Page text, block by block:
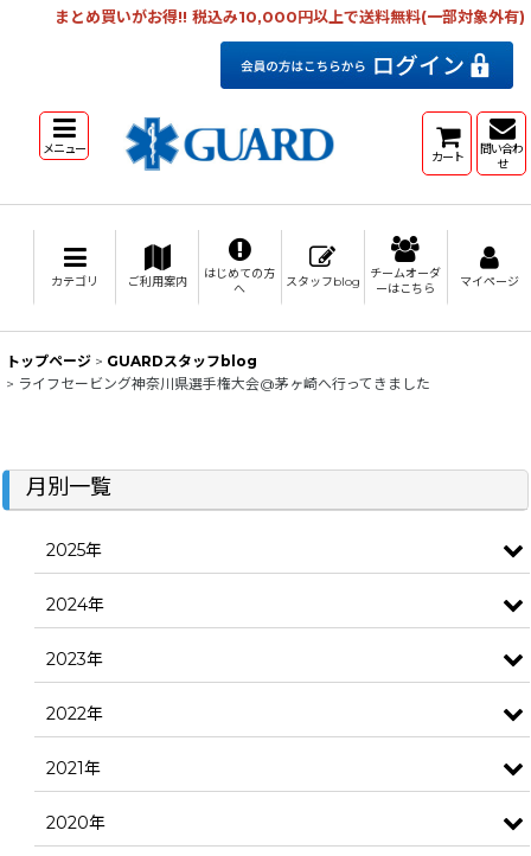
まとめ買いがお得!! 税込み10,000円以上で送料無料(一部対象外有)
メニュー カート
問い合わ
せ
カテゴリ ご利用案内
はじめての方
へ
スタッフblog
チームオーダ
ーはこちら
マイページ
トップページ > GUARDスタッフblog
> ライフセービング神奈川県選手権大会@茅ヶ崎へ行ってきました
月別一覧
2025年
2024年
2023年
2022年
2021年
2020年